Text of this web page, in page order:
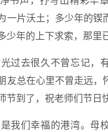
一片沃土；多少年的锲
少年的上下求索，那里
过去很久不曾忘记，
友总在心里不曾走远，
节到了，祝老师们节日
我们幸福的港湾。母